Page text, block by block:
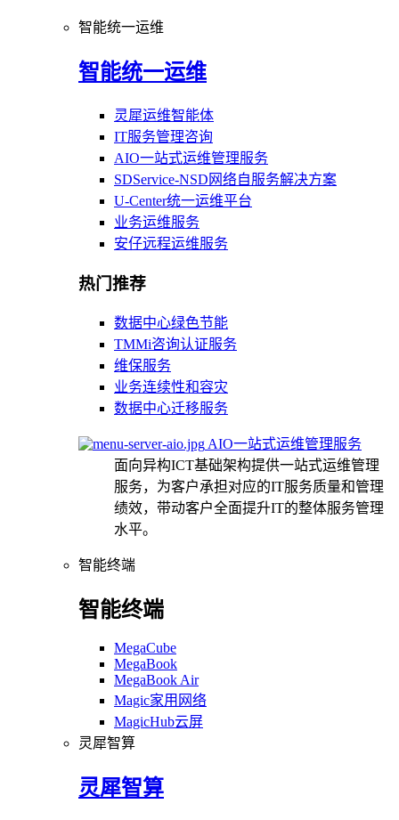
智能统一运维
智能统一运维
灵犀运维智能体
IT服务管理咨询
AIO一站式运维管理服务
SDService-NSD网络自服务解决方案
U-Center统一运维平台
业务运维服务
安仔远程运维服务
热门推荐
数据中心绿色节能
TMMi咨询认证服务
维保服务
业务连续性和容灾
数据中心迁移服务
AIO一站式运维管理服务
面向异构ICT基础架构提供一站式运维管理
服务，为客户承担对应的IT服务质量和管理
绩效，带动客户全面提升IT的整体服务管理
水平。
智能终端
智能终端
MegaCube
MegaBook
MegaBook Air
Magic家用网络
MagicHub云屏
灵犀智算
灵犀智算